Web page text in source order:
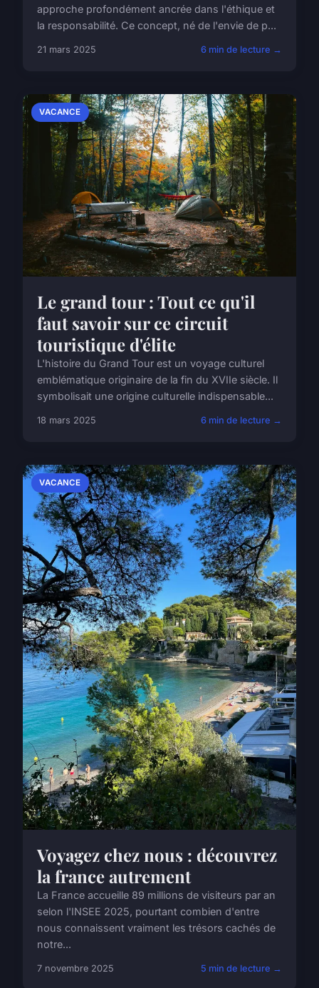
approche profondément ancrée dans l'éthique et
la responsabilité. Ce concept, né de l'envie de p...
21 mars 2025 6 min de lecture →
VACANCE
Le grand tour : Tout ce qu'il
faut savoir sur ce circuit
touristique d'élite
L'histoire du Grand Tour est un voyage culturel
emblématique originaire de la fin du XVIIe siècle. Il
symbolisait une origine culturelle indispensable...
18 mars 2025 6 min de lecture →
VACANCE
Voyagez chez nous : découvrez
la france autrement
La France accueille 89 millions de visiteurs par an
selon l'INSEE 2025, pourtant combien d'entre
nous connaissent vraiment les trésors cachés de
notre...
7 novembre 2025 5 min de lecture →